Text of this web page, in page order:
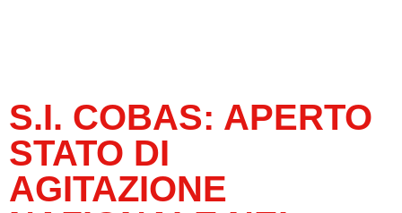
S.I. COBAS: APERTO
STATO DI
AGITAZIONE